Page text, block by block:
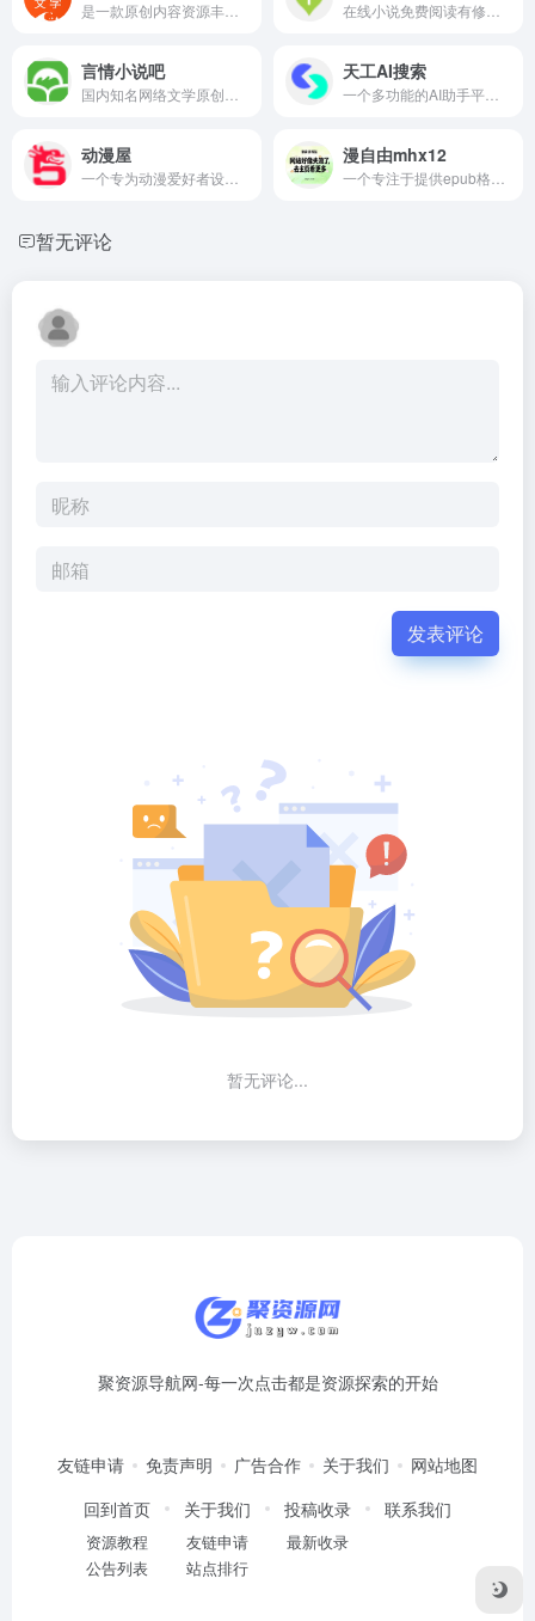
言情小说吧 天工AI搜索
动漫屋 漫自由mhx12
暂无评论
发表评论
暂无评论...
聚资源导航网-每一次点击都是资源探索的开始
友链申请 免责声明 广告合作 关于我们
网站地图
回到首页
资源教程
公告列表
关于我们
友链申请
站点排行
投稿收录
最新收录
联系我们